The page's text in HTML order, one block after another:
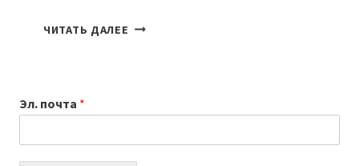
ЧИТАТЬ ДАЛЕЕ КАКОЙ
2026:
Эл. почта *